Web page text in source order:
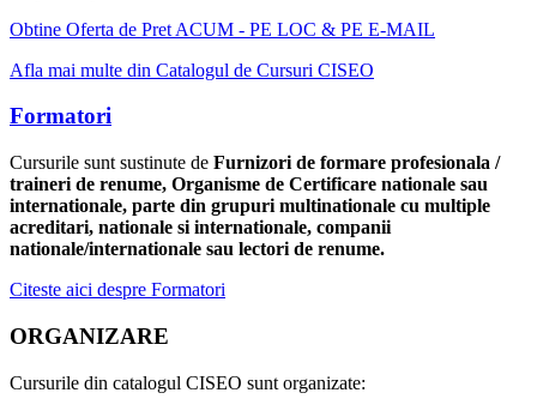
Obtine Oferta de Pret ACUM - PE LOC & PE E-MAIL
Afla mai multe din Catalogul de Cursuri CISEO
Formatori
Cursurile sunt sustinute de Furnizori de formare profesionala /
traineri de renume, Organisme de Certificare nationale sau
internationale, parte din grupuri multinationale cu multiple
acreditari, nationale si internationale, companii
nationale/internationale sau lectori de renume.
Citeste aici despre Formatori
ORGANIZARE
Cursurile din catalogul CISEO sunt organizate: